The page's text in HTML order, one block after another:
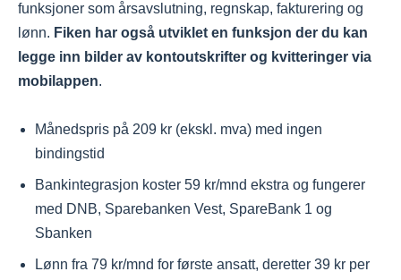
funksjoner som årsavslutning, regnskap, fakturering og
lønn. Fiken har også utviklet en funksjon der du kan
legge inn bilder av kontoutskrifter og kvitteringer via
mobilappen.
Månedspris på 209 kr (ekskl. mva) med ingen
bindingstid
Bankintegrasjon koster 59 kr/mnd ekstra og fungerer
med DNB, Sparebanken Vest, SpareBank 1 og
Sbanken
Lønn fra 79 kr/mnd for første ansatt, deretter 39 kr per